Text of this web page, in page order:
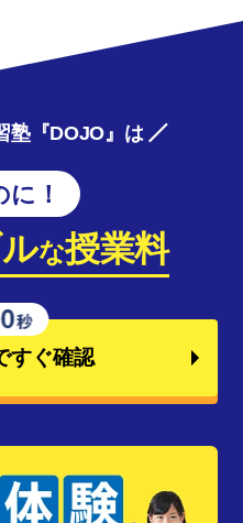
塾『DOJO』は
に！
な授業料
すぐ確認